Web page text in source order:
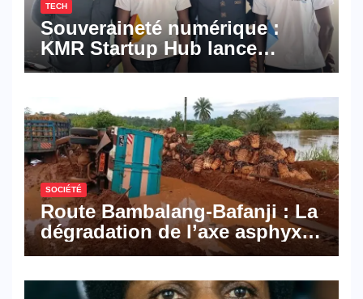
TECH
Souveraineté numérique :
KMR Startup Hub lance
Pyramid Browser et Pyramid
numériques made in
Cameroon
SOCIÉTÉ
Route Bambalang-Bafanji : La
dégradation de l’axe asphyxie
les activités économiques